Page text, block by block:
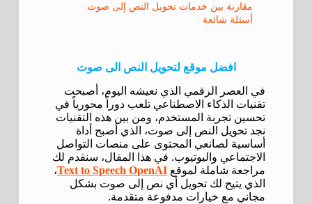
مقارنة بين خدمات تحويل النص إلى صوت
أسئلة شائعة
افضل موقع لتحويل النص الى صوت
في العصر الرقمي الذي نعيشه اليوم، أصبحت
تقنيات الذكاء الاصطناعي تلعب دوراً محورياً في
تحسين تجربة المستخدم، ومن بين هذه التقنيات
نجد تحويل النص إلى صوت، الذي أصبح أداة
أساسية لصانعي المحتوى على منصات التواصل
الاجتماعي واليوتيوب. في هذا المقال، سنقدم لك
مراجعة شاملة لموقع Text to Speech OpenAI،
الذي يتيح لك تحويل أي نص إلى صوت بشكل
مجاني مع خيارات مدفوعة متقدمة.